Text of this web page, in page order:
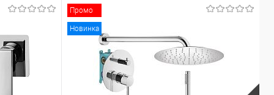
Промо
Новинка